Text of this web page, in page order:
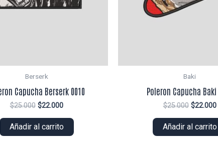
Berserk
Capucha Berserk 0010
$25.000 El
original
era:
$22.000El
actual
es:
Añadir al carrito
Baki
Poleron Capucha Baki
$25.000 El
original
era:
$22.000El
Añadir al carrito